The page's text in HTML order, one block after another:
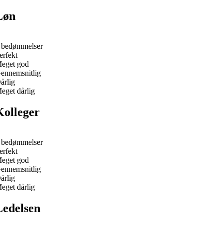
god
dårlig
god
dårlig